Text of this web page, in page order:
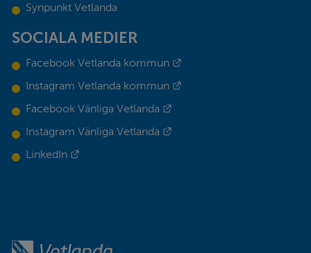
Synpunkt Vetlanda
SOCIALA MEDIER
Facebook Vetlanda kommun
Instagram Vetlanda kommun
Facebook Vänliga Vetlanda
Instagram Vänliga Vetlanda
LinkedIn